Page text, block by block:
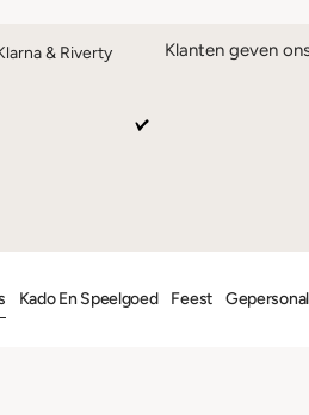
& Riverty Klanten geven
Kado En Speelgoed Feest